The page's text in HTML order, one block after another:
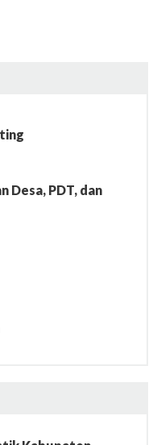
Desa, PDT, dan